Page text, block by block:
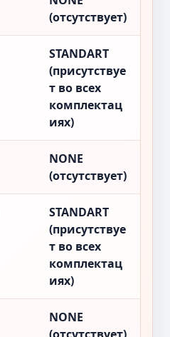
(отсутствует)
STANDART
(присутствуе
т во всех
комплектац
иях)
NONE
(отсутствует)
STANDART
(присутствуе
т во всех
комплектац
иях)
NONE